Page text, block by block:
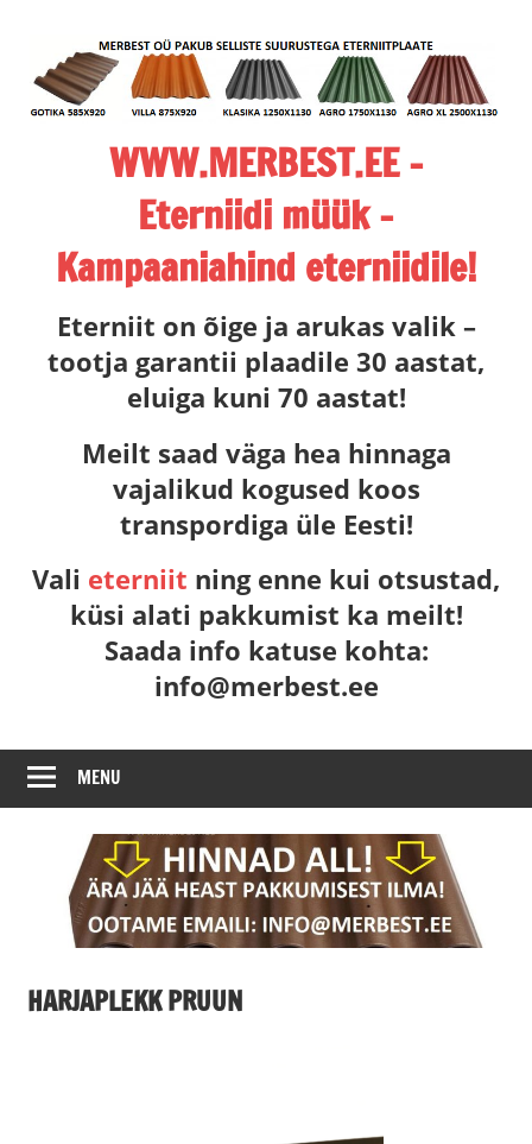
content
WWW.MERBEST.EE –
Eterniidi müük -
Kampaaniahind eterniidile!
ETERNIITKATUS,
ETERNIIDI
ETERNIIT,
SEE
AINUS
Eterniit on õige ja arukas valik –
tootja garantii plaadile 30 aastat,
eluiga kuni 70 aastat!
Meilt saad väga hea hinnaga
vajalikud kogused koos
transpordiga üle Eesti!
Vali eterniit ning enne kui otsustad,
küsi alati pakkumist ka meilt!
Saada info katuse kohta:
info@merbest.ee
MENU
HARJAPLEKK PRUUN